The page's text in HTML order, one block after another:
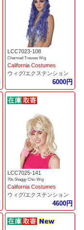
LCC7023-108
Charmed Tresses Wig
California Costumes
ウィグ/エクステンション
6000円
LCC7025-141
70s Shaggy Chic Wig
California Costumes
ウィグ/エクステンション
4600円